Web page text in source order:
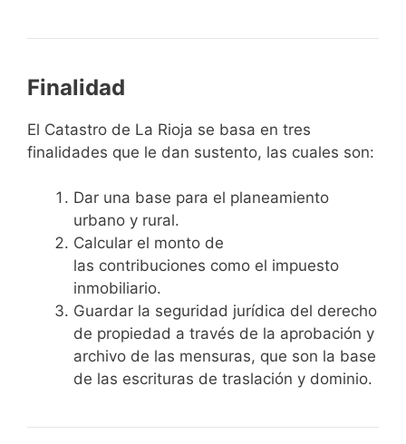
Finalidad
El Catastro de La Rioja se basa en tres
finalidades que le dan sustento, las cuales son:
Dar una base para el planeamiento
urbano y rural.
Calcular el monto de
las contribuciones como el impuesto
inmobiliario.
Guardar la seguridad jurídica del derecho
de propiedad a través de la aprobación y
archivo de las mensuras, que son la base
de las escrituras de traslación y dominio.